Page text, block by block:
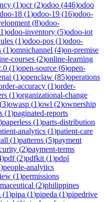
(1)ocr(2)odoo (446)odoo
18 (1)odoo-19 (16)odoo-
(8)odoo-
1)odoo-inventory (5)odoo-iot
(1)odoo-pos (1)odoo-
(1)omnichannel (4)on-premise
courses (2)online-learning
(1)open-source (6)open-
(1)openclaw (85)operations
accuracy (1)order-
(1)organizational-change
(3)owasp (1)owl (2)ownership
(1)paginated-reports
)paperless (1)parts-distribution
analytics (1)patient-care
(1)patterns (5)payment
(2)payment-terms
)pdf(2)pdfkit (1)pdpl
)people-analytics
(1)permissions
(2)philippines
(1)pipa (1)pipeda (1)pipedrive